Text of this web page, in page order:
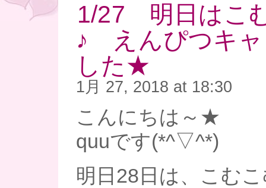
1/27 明日はこ
♪ えんぴつキャ
した★
1月 27, 2018 at 18:30
こんにちは～★
quuです(*^▽^*)
明日28日は、こむ